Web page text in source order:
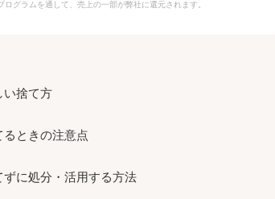
ログラムを通して、売上の一部が弊社に還元されます。
い捨て方
るときの注意点
ずに処分・活用する方法